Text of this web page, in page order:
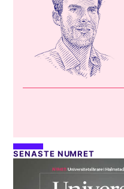
SENASTE NUMRET